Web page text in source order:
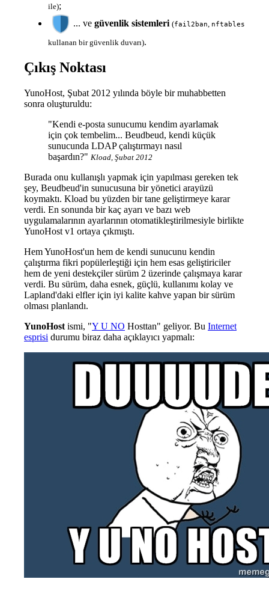
ile);
... ve güvenlik sistemleri (fail2ban nftables
kullanan bir güvenlik duvarı).
Çıkış Noktası
YunoHost, Şubat 2012 yılında böyle bir muhabbetten
sonra oluşturuldu:
"Kendi e-posta sunucumu kendim ayarlamak
için çok tembelim... Beudbeud, kendi küçük
sunucunda LDAP çalıştırmayı nasıl
başardın?" Kload, Şubat 2012
Burada onu kullanışlı yapmak için yapılması gereken tek
şey, Beudbeud'in sunucusuna bir yönetici arayüzü
koymaktı. Kload bu yüzden bir tane geliştirmeye karar
verdi. En sonunda bir kaç ayarı ve bazı web
uygulamalarının ayarlarının otomatikleştirilmesiyle birlikte
YunoHost v1 ortaya çıkmıştı.
Hem YunoHost'un hem de kendi sunucunu kendin
çalıştırma fikri popülerleştiği için hem esas geliştiriciler
hem de yeni destekçiler sürüm 2 üzerinde çalışmaya karar
verdi. Bu sürüm, daha esnek, güçlü, kullanımı kolay ve
Lapland'daki elfler için iyi kalite kahve yapan bir sürüm
olması planlandı.
YunoHost ismi, "Y U NO Hosttan" geliyor. Bu Internet
esprisi durumu biraz daha açıklayıcı yapmalı: